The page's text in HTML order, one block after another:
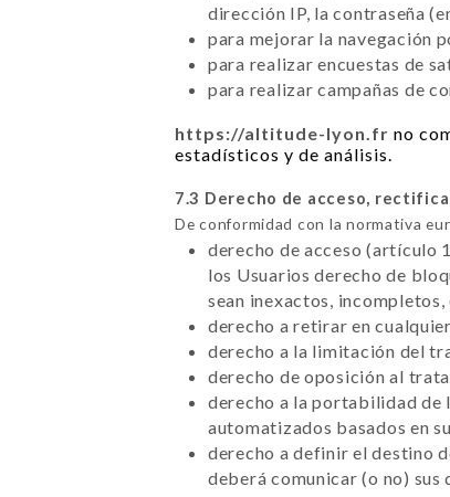
dirección IP, la contraseña
para mejorar la navegación
para realizar encuestas de
para realizar campañas de
https://altitude-lyon.fr no
estadísticos y de análisis.
7.3 Derecho de acceso,
De conformidad con la normativa
derecho de acceso (artículo
los Usuarios derecho de
sean inexactos,
derecho a retirar en
derecho a la limitación del
derecho de oposición al
derecho a la portabilidad de
automatizados basados en
derecho a definir el destino
deberá comunicar (o no) sus